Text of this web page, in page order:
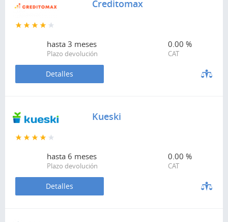
Creditomax
hasta 3 meses
Plazo devolución
0.00 %
CAT
Detalles
Kueski
hasta 6 meses
Plazo devolución
0.00 %
CAT
Detalles